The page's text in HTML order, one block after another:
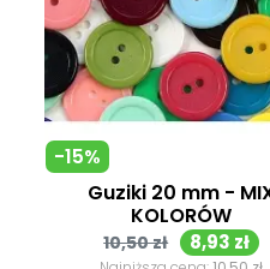
Guziki 20 mm -
KOLORÓW
Cena
10,50 zł Cena
8,93 zł
-15%